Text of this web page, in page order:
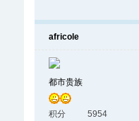
africole
都市贵族
积分
5954